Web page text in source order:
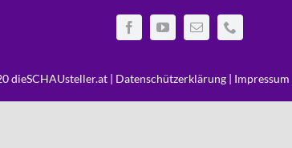
dieSCHAUsteller.at | Datenschützerklärung | Impressum